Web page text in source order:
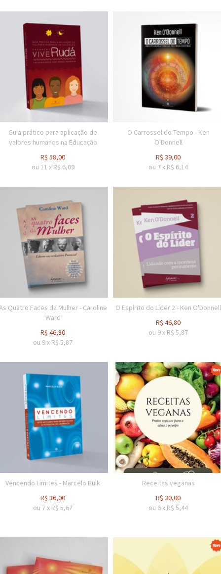
Guia prático para aplicação de
valores humanos na Educação
R$ 58,00
ou 11 x R$ 6,09
O Carrossel do Tempo - Ken
O'Donnell
R$ 39,00
ou 7x R$ 6,14
Quatro Faces da Mulher - Caroline
Ward
R$ 46,80
ou 9x R$ 5,87
O Espírito do Líder 2 - Ken O'Donnell
R$ 46,80
ou 9x R$ 5,87
Vencendo Limites - Marcelo Bulk
R$ 36,00
ou 7x R$ 5,67
Receitas veganas
R$ 30,00
ou 6x R$ 5,44